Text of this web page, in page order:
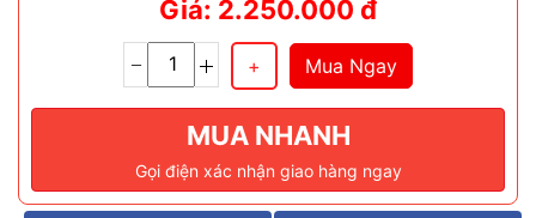
Giá: 2.250.000 đ
Mua Ngay
MUA NHANH
Gọi điện xác nhận giao hàng ngay